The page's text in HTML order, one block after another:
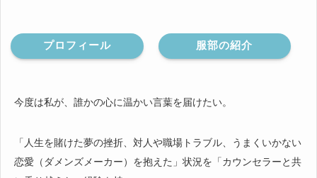
プロフィール 服部の紹介
今度は私が、誰かの心に温かい言葉を届けたい。
「人生を賭けた夢の挫折、対人や職場トラブル、うまくいかない
恋愛（ダメンズメーカー）を抱えた」状況を「カウンセラーと共